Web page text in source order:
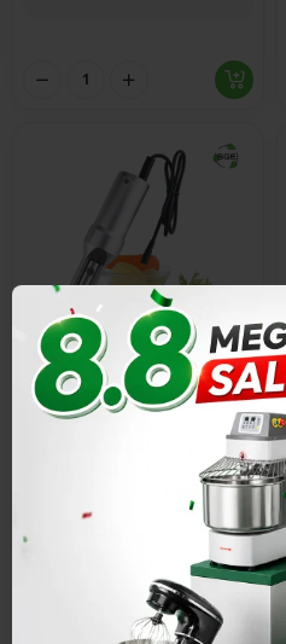
ประกันศูนย์ไทย
ส่วนลด 15%
4.8
เครื่องปอกเปลือกไฟฟ้า เครื่อง
ปอกเปลือกผลไม้ ใบมีดคาร์บอน
SK5 รุ่น VPS ปรับความเร็ว 1-7
฿ 3,391.50
9